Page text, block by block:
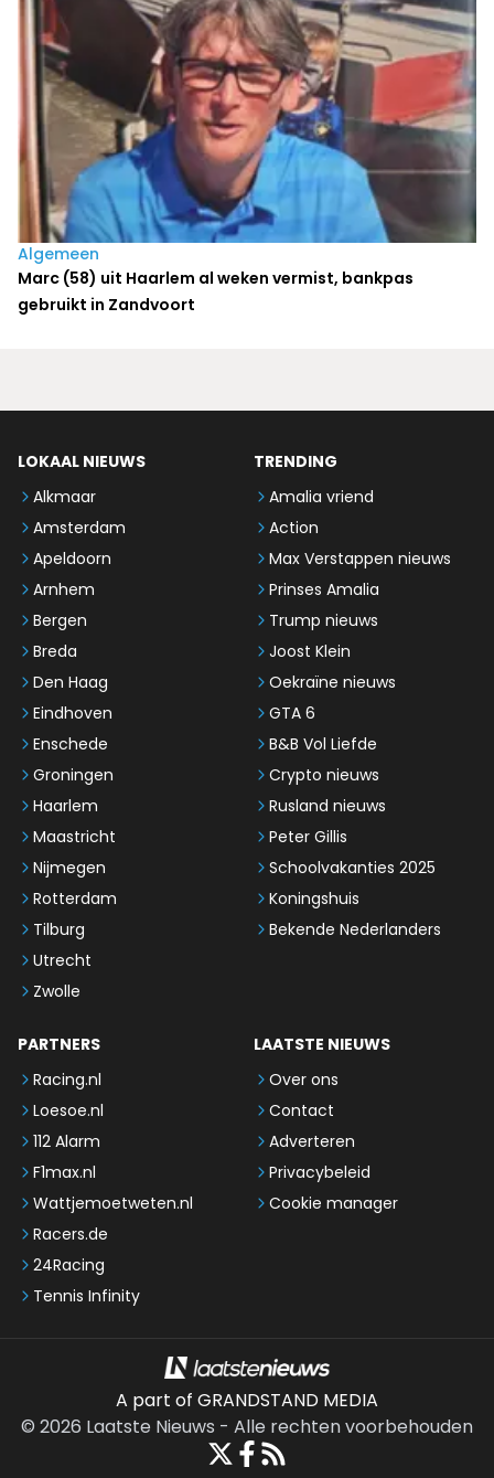
Algemeen
Marc (58) uit Haarlem al weken vermist, bankpas
gebruikt in Zandvoort
LOKAAL NIEUWS
Alkmaar
Amsterdam
Apeldoorn
Arnhem
Bergen
Breda
Den Haag
Eindhoven
Enschede
Groningen
Haarlem
Maastricht
Nijmegen
Rotterdam
Tilburg
Utrecht
Zwolle
TRENDING
Amalia vriend
Action
Max Verstappen nieuws
Prinses Amalia
Trump nieuws
Joost Klein
Oekraïne nieuws
GTA 6
B&B Vol Liefde
Crypto nieuws
Rusland nieuws
Peter Gillis
Schoolvakanties 2025
Koningshuis
Bekende Nederlanders
PARTNERS
Racing.nl
Loesoe.nl
112 Alarm
F1max.nl
Wattjemoetweten.nl
Racers.de
24Racing
Tennis Infinity
LAATSTE NIEUWS
Over ons
Contact
Adverteren
Privacybeleid
Cookie manager
A part of GRANDSTAND MEDIA
© 2026 Laatste Nieuws - Alle rechten voorbehouden